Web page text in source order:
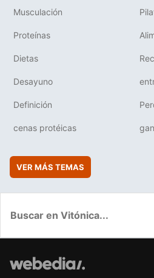
Musculación
Proteínas
Dietas
Desayuno
Definición
cenas protéicas
VER MÁS TEMAS